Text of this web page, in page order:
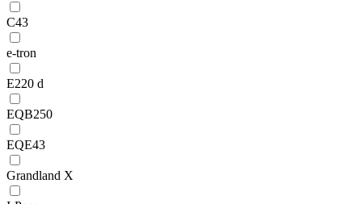
C43
e-tron
E220 d
EQB250
EQE43
Grandland X